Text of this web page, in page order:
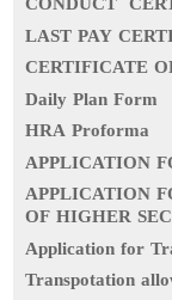
CONDUCT
LAST PAY
CERTIFICATE
Daily Plan Form
HRA Proforma
APPLICATION
APPLICATION
OF HIGHER
Application for
Transpotation